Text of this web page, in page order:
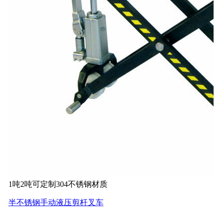
1吨2吨可定制304不锈钢材质
半不锈钢手动液压剪杆叉车